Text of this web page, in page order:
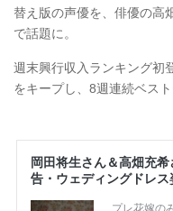
替え版の声優を、俳優の高
で話題に。
週末興行収入ランキング初
をキープし、8週連続ベス